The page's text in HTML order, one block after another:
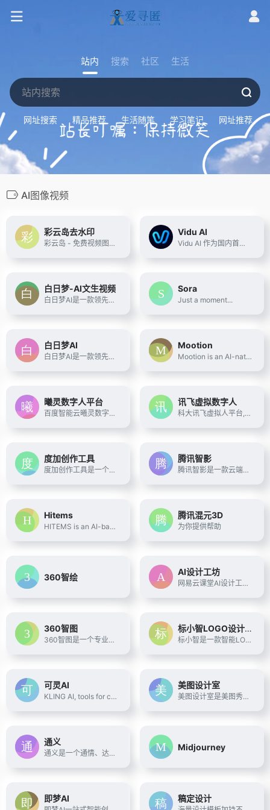
站内 搜索 社区 生活
网址搜索 精品推荐 生活随笔 学习笔记 网址推荐
AI图像视频
彩云岛去水印
彩云岛 - 免费视频图片去水印、下载解析
Vidu AI
Vidu AI 作为国内首个纯自研的AI视频生成模型，专注于将文字和图像转化为高质量的动态视频的同时，保持主体一致性。需3步即可生成创意视频，带您开启人工智能视频创作之旅。
白日梦-AI文生视频
白日梦AI是一款领先的文生视频类AIGC创作平台,专注于AI视频内容生成。
Sora
Just a moment...
白日梦AI
白日梦AI是一款领先的文生视频类AIGC创作平台，专注于AI视频内容生成，提供AI生成视频教程、AI文生视频、AI动态画面、AI形象生成、人物/场景一致性等创作技巧及成功案例，助您快速上手并打造专业级视频内容。
Mootion
Mootion is an AI-native content creation platform, on a mission to unlock creativity in the digital realm for everyone, transforming professional workflows into accessible, universal processes. Mootion aims to build an AI-driven creative hub encompassing 3D, video, animation, gaming, and more, becoming a platform that inspires creativity, fosters sharing, and facilitates collaboration for all.
曦灵数字人平台
百度智能云曦灵数字人平台，该平台提供数字人形象定制、数字人直播、视频、对话等多场景应用服务。用户可以通过曦灵数字人平台体验极致开播效率和卓越带货体验的视频及直播服务、实现数字人资产一站式管理、声音克隆与2D高清人像克隆小时级高效产出、文生超写实3D数字人等数字人服务
讯飞虚拟数字人
科大讯飞虚拟人平台,运用最新的AI虚拟数字形象技术,结合语音识别、语义理解、语音合成、星火大模型等AI核心技术,提供虚拟数字人形象资产构建、AI驱动、多模态交互的多场景虚拟人解决方案。提供形象定制、声音克隆、多模态智能交互、虚拟主播视频制作、虚拟人直播、虚拟人能力开放等服务内容。
度加创作工具
度加创作工具是一个百度出品的、人人可用的AIGC创作平台。度加致力于通过AI能力降低内容生成门槛，提升创作效率，一站式聚合百度AIGC能力，引领跨时代的内容生产方式。度加的主要功能包括AI成片（图文成片/文字成片）、AI数字人等。自2022年3月百家号开放内测以来，一年时间共计超过45万+百度创作者使用AIGC技术能力，创作700万篇+作品，百度累计分发量超过200亿+。
腾讯智影
腾讯智影是一款云端智能视频创作工具，集素材搜集、视频剪辑、渲染导出和发布于一体的免费在线剪辑平台。强大的AI智能工具，支持文本配音、数字人播报、自动字幕识别、文章转视频、去水印、视频解说、横转竖等功能，拥有丰富的素材库，极大提升创作效率，帮助用户更好地进行视频化的表达。
Hitems
HITEMS is an AI-based design platform that provides one-click product generation and delivery solutions. We are committed to helping everyone bring their creativity to life and making design simple and accessible.Whether it’s a personal project or a brand concept, HITEMS ensures that every idea has the opportunity to become a reality
腾讯混元3D
为你提供帮助
360智绘
AI设计工坊
网易云课堂AI设计工坊，是面向AI绘画设计师的一站式学习、创作、分享、接单平台。这里有：便捷的云端Stable Diffusion工具，免安装部署、笔记本/MAC/平板都可轻松生图；多个专业设计领域的Checkpoint和LoRA风格模型，免下载、一键使用；在线模型训练工具，定制专属人物/风格/IP；以及持续更新的丰富插件。另外，你还可以在这里学习AI设计专业课程，深入掌握AI绘画技能；在社区分享交流AI绘画作品和设计作品集、与同学们一起进步提升；发现兼职接单机会，实现技能变现。
360智图
360智图是一个专业的图片版权查询平台，基于360搜索算法和图像AI识别能力，为广大运营、市场、广告、设计师等需要用到配图或者进行设计的用户服务。版权图片数量多，且质量优。平台具有图片版权一键查询、版权图片搜索、相似版权图片推荐、免费版权图供给等服务。
标小智LOGO设计神器
标小智是一款智能LOGO在线设计生成器。只需输入品牌名称就能免费在线生成公司logo设计，商标设计，以及配套企业VI助您打造个性品牌。" itemprop="description
可灵AI
KLING AI, tools for creating imaginative images and videos, based on state-of-art generative AI methods.
美图设计室
美图设计室是美图秀秀旗下的智能设计在线协作平台，是一款平面设计工具和在线平面设计软件,提供海量海报模板,跨境电商模板,跨境电商banner,跨境电商主图,邀请函,公告通知,喜报,logo等免费设计素材和模板,可在线智能生成海报,一键换色,一键换装,一键去水印,图片高清修复,无损放大,抠图,拼图。
通义
通义是一个通情、达义的国产AI模型，可以帮你解答问题、文档阅读、联网搜索并写作总结，最多支持1000万字的文档速读。通义tongyi.ai_你的全能AI助手
Midjourney
即梦AI 稿定设计